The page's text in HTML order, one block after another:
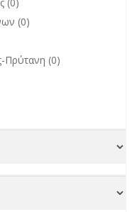
(0)
(0)
Πρύτανη (0)